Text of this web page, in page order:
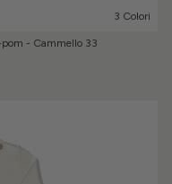
3 Colori
- Cammello 33